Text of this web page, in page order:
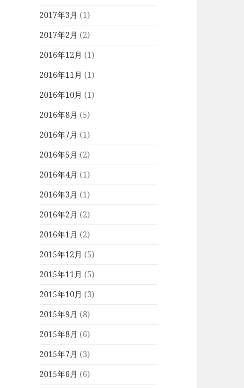
2017年3月 (1)
2017年2月 (2)
2016年12月 (1)
2016年11月 (1)
2016年10月 (1)
2016年8月 (5)
2016年7月 (1)
2016年5月 (2)
2016年4月 (1)
2016年3月 (1)
2016年2月 (2)
2016年1月 (2)
2015年12月 (5)
2015年11月 (5)
2015年10月 (3)
2015年9月 (8)
2015年8月 (6)
2015年7月 (3)
2015年6月 (6)